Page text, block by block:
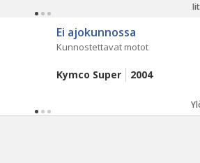
Ei ajokunnossa
Kunnostettavat motot
Kymco Super 2004